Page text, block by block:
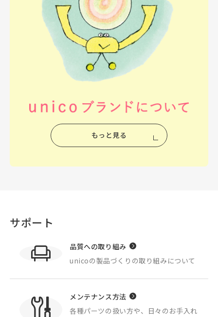
もっと見る
サポート
品質への取り組み
unicoの製品づくりの取り組みについて
メンテナンス方法
各種パーツの扱い方や、
日々のお手入れ